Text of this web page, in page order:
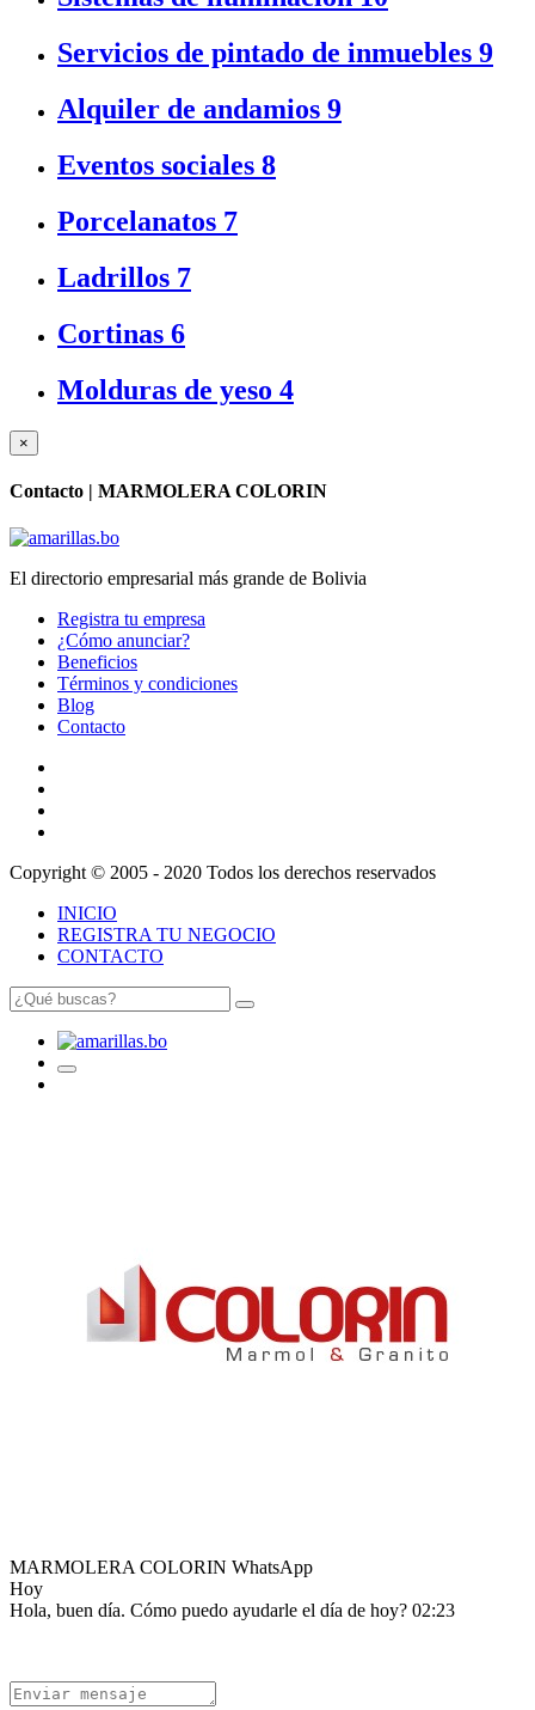
Servicios de pintado de inmuebles 9
Alquiler de andamios 9
Eventos sociales 8
Porcelanatos 7
Ladrillos 7
Cortinas 6
Molduras de yeso 4
×
Contacto | MARMOLERA COLORIN
El directorio empresarial más grande de Bolivia
Registra tu empresa
¿Cómo anunciar?
Beneficios
Términos y condiciones
Blog
Contacto
Copyright © 2005 - 2020 Todos los derechos reservados
INICIO
REGISTRA TU NEGOCIO
CONTACTO
MARMOLERA COLORIN WhatsApp
Hoy
Hola, buen día. Cómo puedo ayudarle el día de hoy? 02:23